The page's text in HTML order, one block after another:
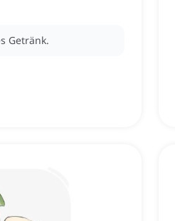
Getränk.